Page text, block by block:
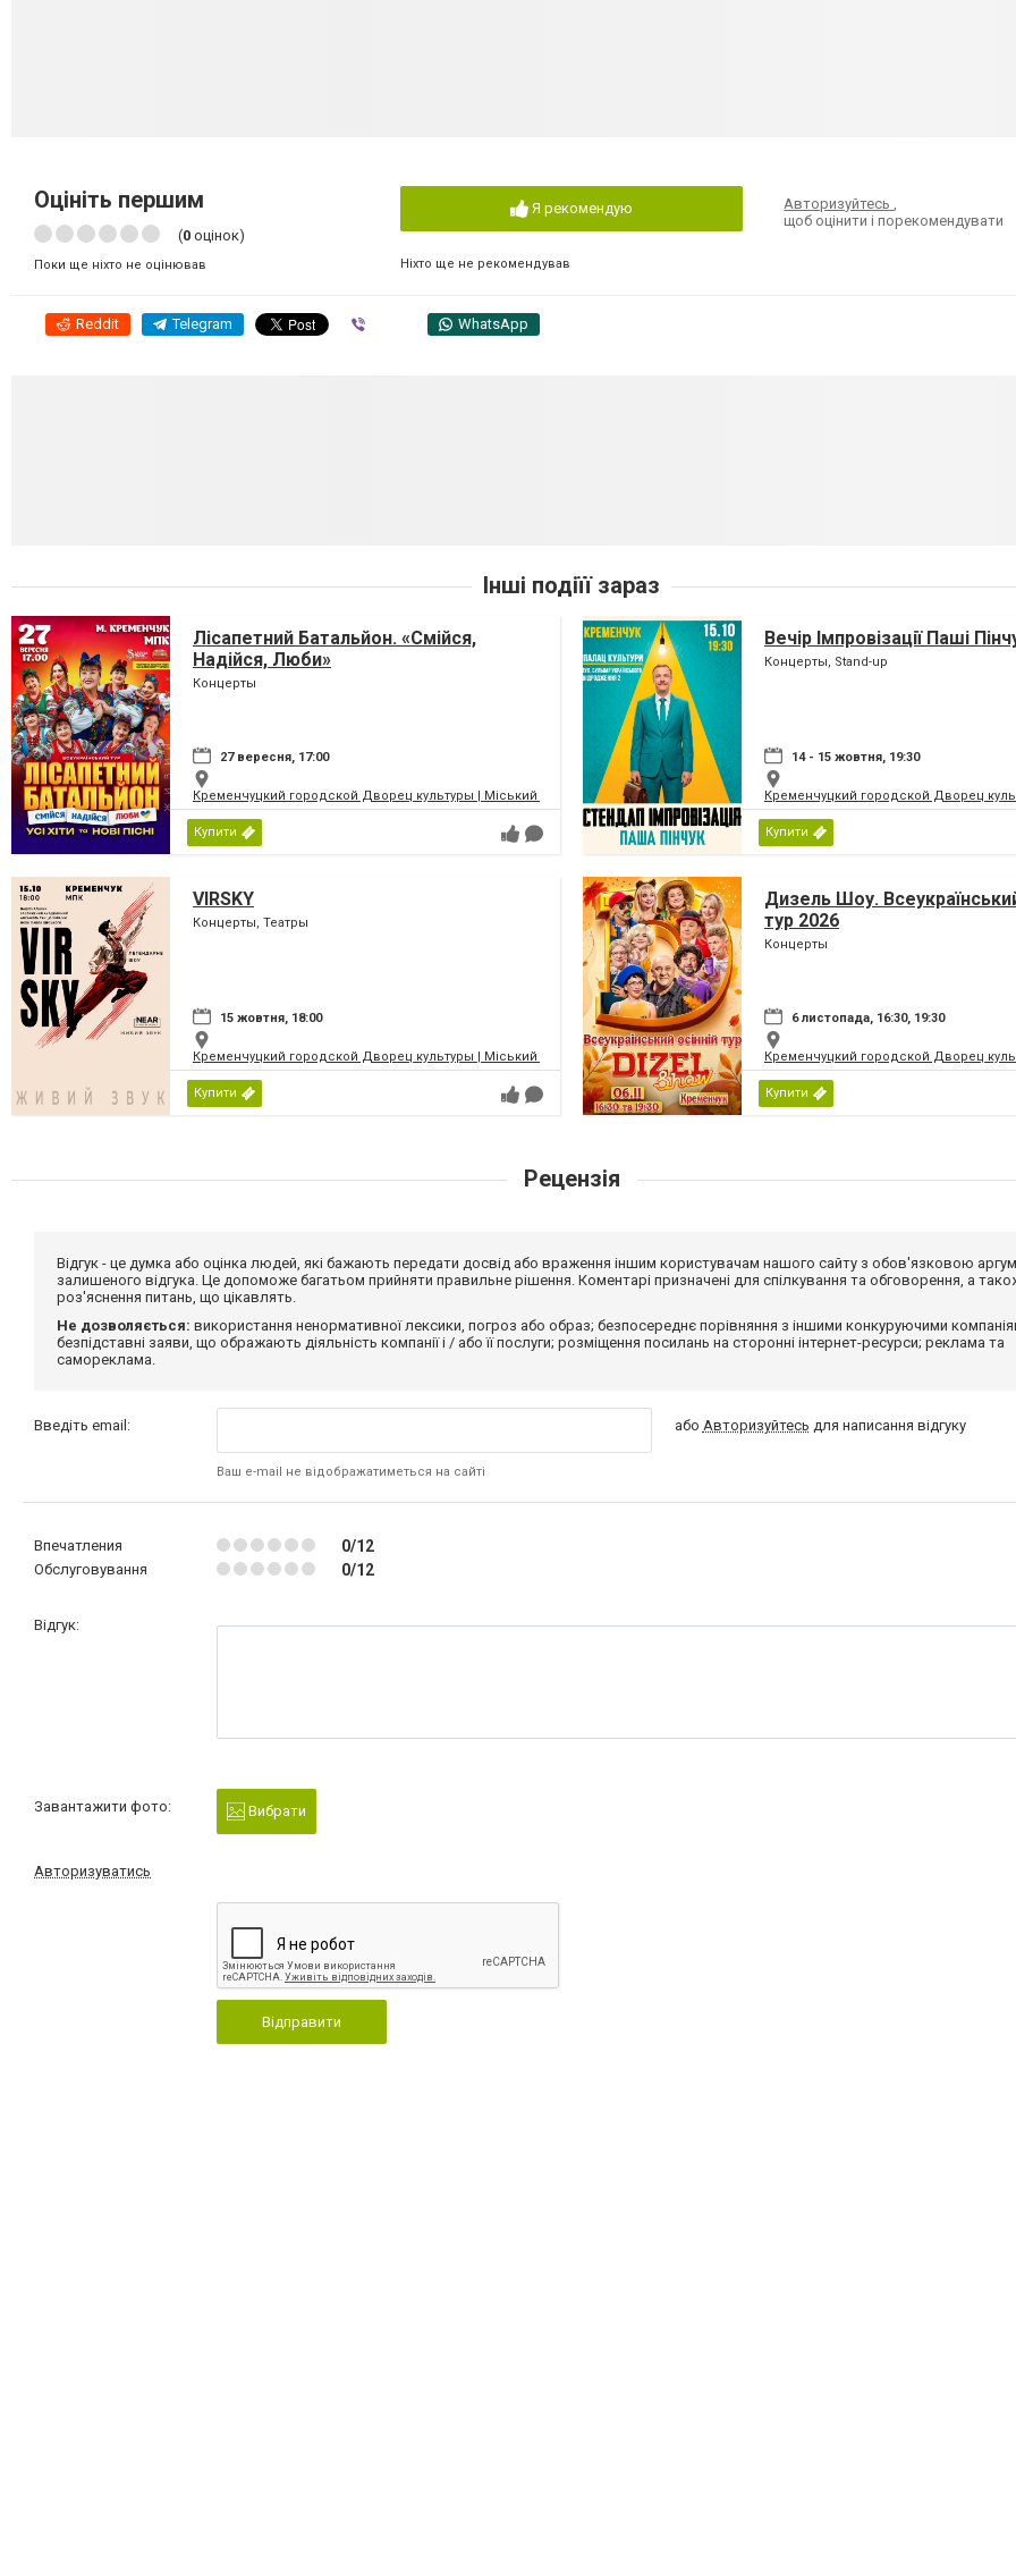
Оцініть першим
(0 оцінок)
Поки ще ніхто не оцінював
Я рекомендую
Ніхто ще не рекомендував
Авторизуйтесь
щоб оцінити і порекомендувати
Reddit Telegram WhatsApp
Інші подіїї зараз
Лісапетний Батальйон. «Смійся,
Надійся, Люби»
Концерты
27 вересня, 17:00
Кременчуцкий городской Дворец культуры | Міський палац культури | МПК
Купити
Вечір Імпровізації Паші
Концерты, Stand-up
14 - 15 жовтня, 19:30
Кременчуцкий городской Дворец
Купити
VIRSKY
Концерты, Театры
15 жовтня, 18:00
Кременчуцкий городской Дворец культуры | Міський палац культури | МПК
Купити
Дизель Шоу.
тур 2026
Концерты
6 листопада, 16:30, 19:30
Кременчуцкий городской Дворец
Купити
Рецензія
Відгук - це думка або оцінка людей, які бажають передати досвід або враження іншим користувачам нашого сайту з обов'язковою
залишеного відгука. Це допоможе багатьом прийняти правильне рішення. Коментарі призначені для спілкування та обговорення, а
роз'яснення питань, що цікавлять.
Не дозволяється: використання ненормативної лексики, погроз або образ; безпосереднє порівняння з іншими конкуруючими
безпідставні заяви, що ображають діяльність компанії і / або її послуги; розміщення посилань на сторонні інтернет-ресурси; реклама та
самореклама.
Введіть email:
Ваш e-mail не відображатиметься на сайті
або Авторизуйтесь для написання відгуку
Впечатления 0/12
Обслуговування 0/12
Відгук:
Завантажити фото: Вибрати
Авторизуватись
Відправити